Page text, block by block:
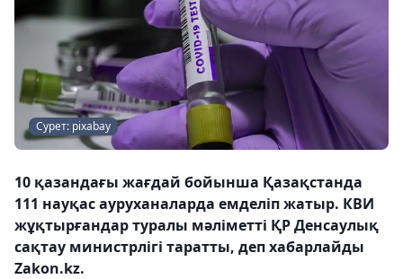
Сурет: pixabay
10 қазандағы жағдай бойынша Қазақстанда
111 науқас ауруханаларда емделіп жатыр. КВИ
жұқтырғандар туралы мәліметті ҚР Денсаулық
сақтау министрлігі таратты, деп хабарлайды
Zakon.kz.